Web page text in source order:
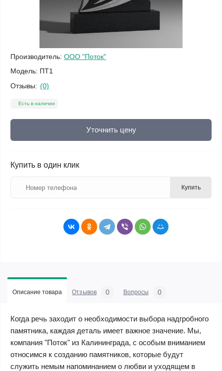
Производитель: ООО "Поток"
Модель: ПТ1
Отзывы: (0)
Есть в наличии
Уточнить цену
Купить в один клик
Купить
Описание товара Отзывов 0 Вопросы 0
Когда речь заходит о необходимости выбора надгробного
памятника, каждая деталь имеет важное значение. Мы,
компания "Поток" из Калининграда, с особым вниманием
относимся к созданию памятников, которые будут
служить немым напоминанием о любви и уходящем в